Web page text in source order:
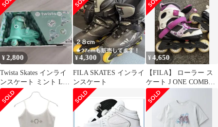
Men Women Adult
Unisex Street Fitness
Roller Skat
ースケート 大人，靴 ロ
ーラー 見えない付き ア
ウトドアスポーツに適
しており、成人式、新
年、生日のギフトとし
て贈ることができます
¥2,800
Twista Skates インライ
ンスケート ミント Lサ
イズ
¥4,300
FILA SKATES インライ
ンスケート
¥4,650
【FILA】 ローラー ス
ケート J ONE COMBO
G 2 SET